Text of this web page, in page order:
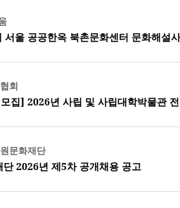
울 공공한옥 북촌문화센터 문화해설
회
집] 2026년 사립 및 사립대학박물관
문화재단
단 2026년 제5차 공개채용 공고